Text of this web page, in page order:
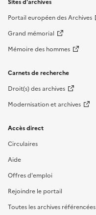
Portail européen des Archives
Grand mémorial
Mémoire des hommes
Carnets de recherche
Droit(s) des archives
Modernisation et archives
Accès direct
Circulaires
Aide
Offres d'emploi
Rejoindre le portail
Toutes les archives référencées